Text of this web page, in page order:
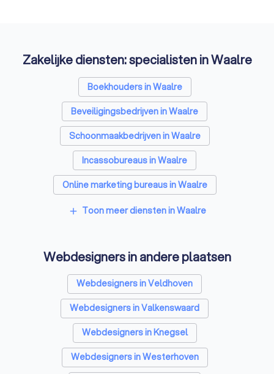
Zakelijke diensten: specialisten in Waalre
Boekhouders in Waalre
Beveiligingsbedrijven in Waalre
Schoonmaakbedrijven in Waalre
Incassobureaus in Waalre
Online marketing bureaus in Waalre
Tekstschrijvers in Waalre
Vertaalbureaus in Waalre
Grafisch ontwerpers in Waalre
Reclamebureaus in Waalre
Accountants in Waalre
add Toon meer diensten in Waalre
Webdesigners in andere plaatsen
Webdesigners in Veldhoven
Webdesigners in Valkenswaard
Webdesigners in Knegsel
Webdesigners in Westerhoven